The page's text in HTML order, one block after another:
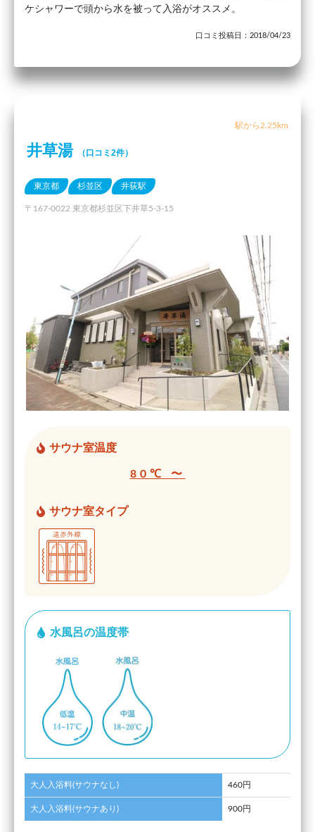
ケシャワーで頭から水を被って入浴がオススメ。
口コミ投稿日：2018/04/23
駅から2.25km
井草湯 （口コミ2件）
東京都 杉並区 井荻駅
〒167-0022 東京都杉並区下井草5-3-15
サウナ室温度
80℃ 〜
サウナ室タイプ
水風呂の温度帯
大人入浴料(サウナなし) 460円
大人入浴料(サウナあり) 900円